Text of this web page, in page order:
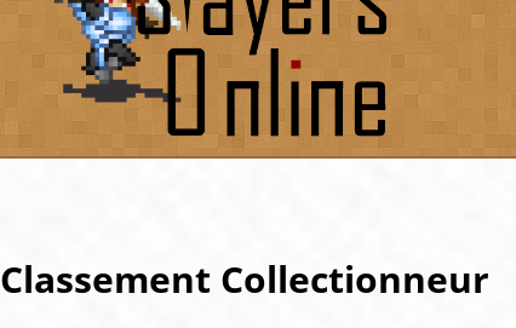
Classement Collectionneur